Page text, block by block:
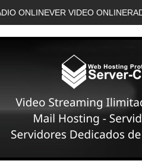
ONLINEVER VIDEO ONLINE